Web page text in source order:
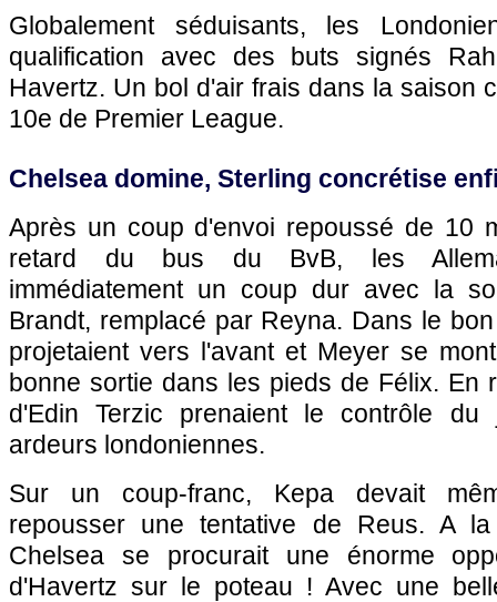
Globalement séduisants, les
qualification avec des buts signés
Havertz. Un bol d'air frais dans la saison
10e de Premier League.
Chelsea domine, Sterling concrétise
Après un coup d'envoi repoussé de 10
retard du bus du BvB, les
immédiatement un coup dur avec la
Brandt, remplacé par Reyna. Dans le
projetaient vers l'avant et Meyer se
bonne sortie dans les pieds de Félix. En
d'Edin Terzic prenaient le contrôle
ardeurs londoniennes.
Sur un coup-franc, Kepa devait
repousser une tentative de Reus. A
Chelsea se procurait une énorme
d'Havertz sur le poteau ! Avec une